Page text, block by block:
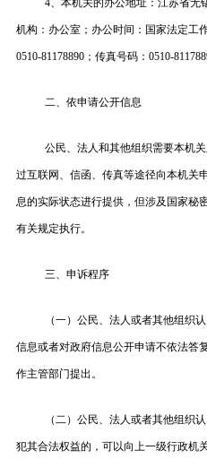
4、本机关的办公地址：江苏省无
机构：办公室；办公时间：国家法定工
0510-81178890；传真号码：0510-
二、依申请公开信息
公民、法人和其他组织需要本机
过互联网、信函、传真等途径向本机关
息的实际状态进行提供，但涉及国家秘
有关规定执行。
三、申诉程序
（一）公民、法人或者其他组织
信息或者对政府信息公开申请不依法答
作主管部门提出。
（二）公民、法人或者其他组织
犯其合法权益的，可以向上一级行政机